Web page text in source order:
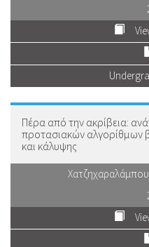
Πέρα από την ακρίβεια:
προτασιακών αλγορίθμων
και κάλυψης